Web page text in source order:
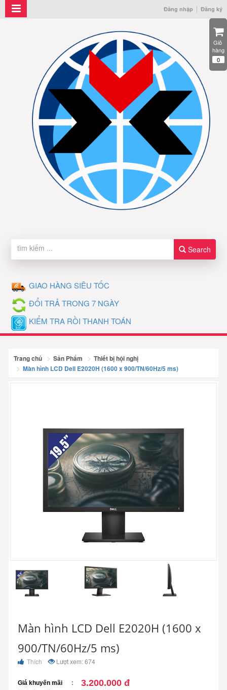
Đăng nhập Đăng ký
Search
GIAO HÀNG SIÊU TỐC
ĐỔI TRẢ TRONG 7 NGÀY
KIỂM TRA RỒI THANH TOÁN
Trang chủ Sản Phẩm
Thiết bị hội nghị
Màn hình LCD Dell E2020H (1600 x 900/TN/60Hz/5 ms)
Màn hình LCD Dell E2020H (1600 x
900/TN/60Hz/5 ms)
Thích Lượt xem: 674
Giá khuyến mãi 3.200.000 đ
Giỏ
hàng
0